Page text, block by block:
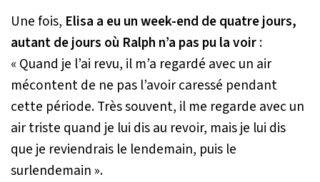
Une fois, Elisa a eu un week-end de quatre jours,
autant de jours où Ralph n’a pas pu la voir:
« Quand je l’ai revu, il m’a regardé avec un air
mécontent de ne pas l’avoir caressé pendant
cette période. Très souvent, il me regarde avec un
air triste quand je lui dis au revoir, mais je lui dis
que je reviendrais le lendemain, puis le
surlendemain ».